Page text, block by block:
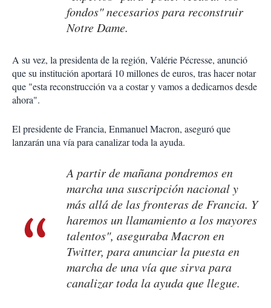
fondos" necesarios para reconstruir
Notre Dame.
A su vez, la presidenta de la región, Valérie Pécresse, anunció
que su institución aportará 10 millones de euros, tras hacer notar
que "esta reconstrucción va a costar y vamos a dedicarnos desde
ahora".
El presidente de Francia, Enmanuel Macron, aseguró que
lanzarán una vía para canalizar toda la ayuda.
A partir de mañana pondremos en
marcha una suscripción nacional y
más allá de las fronteras de Francia. Y
haremos un llamamiento a los mayores
talentos", aseguraba Macron en
Twitter, para anunciar la puesta en
marcha de una vía que sirva para
canalizar toda la ayuda que llegue.